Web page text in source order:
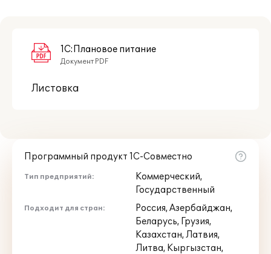
1С:Плановое питание
Документ PDF
Листовка
Программный продукт 1С-Совместно
Тип предприятий:
Коммерческий,
Государственный
Подходит для стран:
Россия, Азербайджан,
Беларусь, Грузия,
Казахстан, Латвия,
Литва, Кыргызстан,